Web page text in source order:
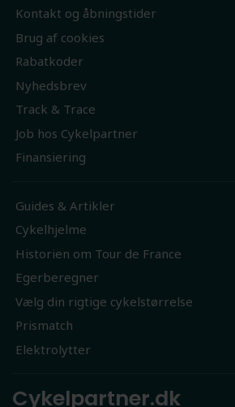
Kontakt og åbningstider
Brug af cookies
Rabatkoder
Nyhedsbrev
Track & Trace
Job hos Cykelpartner
Finansiering
Guides & Artikler
Cykelhjelme
Historien om Tour de France
Egerberegner
Vælg din rigtige cykelstørrelse
Prismatch
Elektrolytter
Cykelpartner.dk